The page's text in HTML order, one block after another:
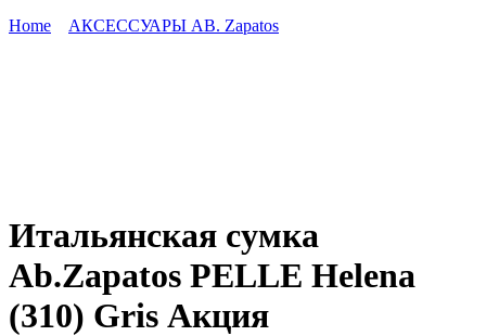
Home
АКСЕССУАРЫ AB. Zapatos
Итальянская сумка
Ab.Zapatos PELLE Helena
(310) Gris Акция